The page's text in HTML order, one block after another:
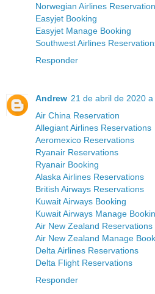
Norwegian Airlines
Easyjet Booking
Easyjet Manage Booking
Southwest Airlines
Responder
Andrew 21 de abril de 2020 a
Air China Reservation
Allegiant Airlines Reservations
Aeromexico Reservations
Ryanair Reservations
Ryanair Booking
Alaska Airlines Reservations
British Airways Reservations
Kuwait Airways Booking
Kuwait Airways Manage
Air New Zealand Reservations
Air New Zealand Manage
Delta Airlines Reservations
Delta Flight Reservations
Responder